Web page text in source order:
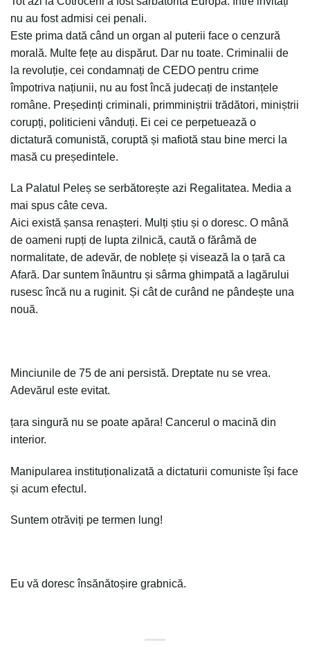
nu au fost admisi cei penali.
Este prima dată când un organ al puterii face o cenzură
morală. Multe fețe au dispărut. Dar nu toate. Criminalii de
la revoluție, cei condamnați de CEDO pentru crime
împotriva națiunii, nu au fost încă judecați de instanțele
române. Președinți criminali, primminiștrii trădători, miniștrii
corupți, politicieni vânduți. Ei cei ce perpetuează o
dictatură comunistă, coruptă și mafiotă stau bine merci la
masă cu președintele.
La Palatul Peleș se serbătorește azi Regalitatea. Media a
mai spus câte ceva.
Aici există șansa renașteri. Mulți știu și o doresc. O mână
de oameni rupți de lupta zilnică, caută o fărâmă de
normalitate, de adevăr, de noblețe și visează la o țară ca
Afară. Dar suntem înăuntru și sârma ghimpată a lagărului
rusesc încă nu a ruginit. Și cât de curând ne pândește una
nouă.
Minciunile de 75 de ani persistă. Dreptate nu se vrea.
Adevărul este evitat.
țara singură nu se poate apăra! Cancerul o macină din
interior.
Manipularea instituționalizată a dictaturii comuniste își face
și acum efectul.
Suntem otrăviți pe termen lung!
Eu vă doresc însănătoșire grabnică.